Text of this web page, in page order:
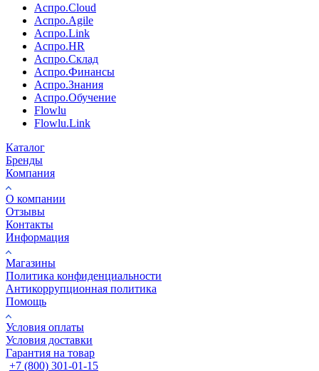
Аспро.Cloud
Аспро.Agile
Аспро.Link
Аспро.HR
Аспро.Склад
Аспро.Финансы
Аспро.Знания
Аспро.Обучение
Flowlu
Flowlu.Link
Каталог
Бренды
Компания
О компании
Отзывы
Контакты
Информация
Магазины
Политика конфиденциальности
Антикоррупционная политика
Помощь
Условия оплаты
Условия доставки
Гарантия на товар
+7 (800) 301-01-15